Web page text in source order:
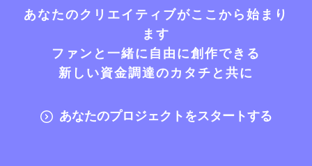
あなたのクリエイティブがここから始まり
ます
ファンと一緒に自由に創作できる
新しい資金調達のカタチと共に
あなたのプロジェクトをスタートする